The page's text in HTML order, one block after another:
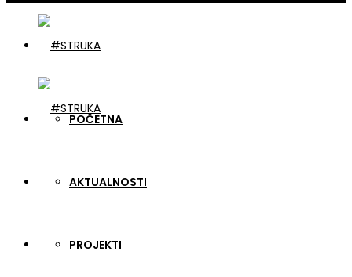
POČETNA
AKTUALNOSTI
PROJEKTI